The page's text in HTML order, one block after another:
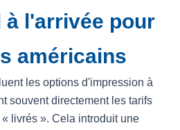
à l'arrivée pour
américains
les options d'impression à
souvent directement les tarifs
livrés ». Cela introduit une